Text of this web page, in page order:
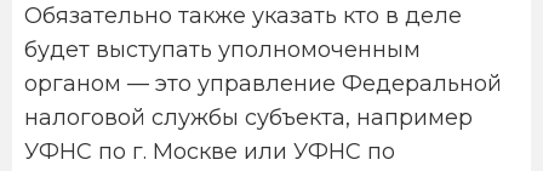
Обязательно также указать кто в деле
будет выступать уполномоченным
органом — это управление Федеральной
налоговой службы субъекта, например
УФНС по г. Москве или УФНС по